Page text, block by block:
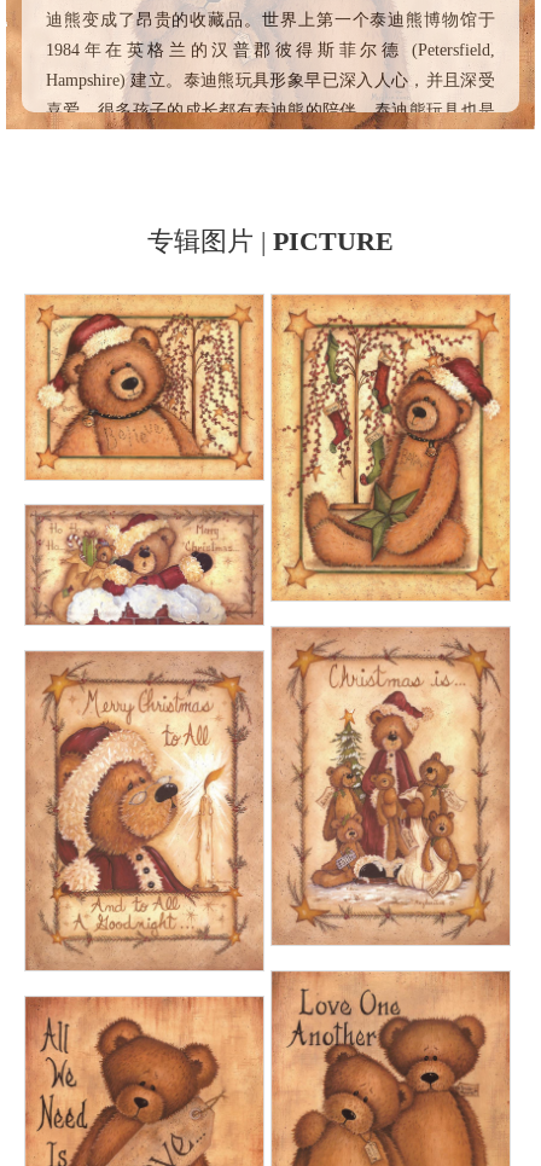
迪熊变成了昂贵的收藏品。世界上第一个泰迪熊博物馆于
1984年在英格兰的汉普郡彼得斯菲尔德 (Petersfield,
Hampshire) 建立。泰迪熊玩具形象早已深入人心，并且深受
喜爱。很多孩子的成长都有泰迪熊的陪伴，泰迪熊玩具也是
专辑图片 | PICTURE